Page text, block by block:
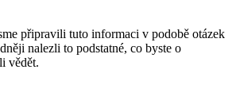
připravili tuto informaci v podobě otázek
nalezli to podstatné, co byste o
vědět.